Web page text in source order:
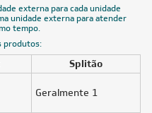
externa para cada unidade
unidade externa para atender
tempo.
produtos:
Splitão
Geralmente 1